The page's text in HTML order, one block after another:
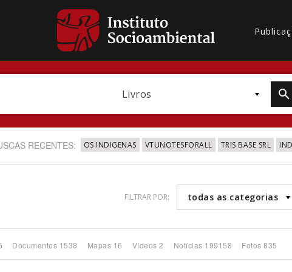
Livros
RECENTES: OS INDIGENAS VTUNOTESFORALL TRIS BASE SRL IND
FILTRAR POR: todas as categorias
Documentos 1538 Mapas 16 Vídeos 2 Notícias 199158 Fotos 835